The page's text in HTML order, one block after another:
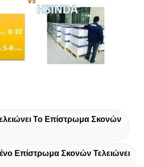
Το Επίστρωμα Σκονών
Επίστρωμα Σκονών Τελειώνει